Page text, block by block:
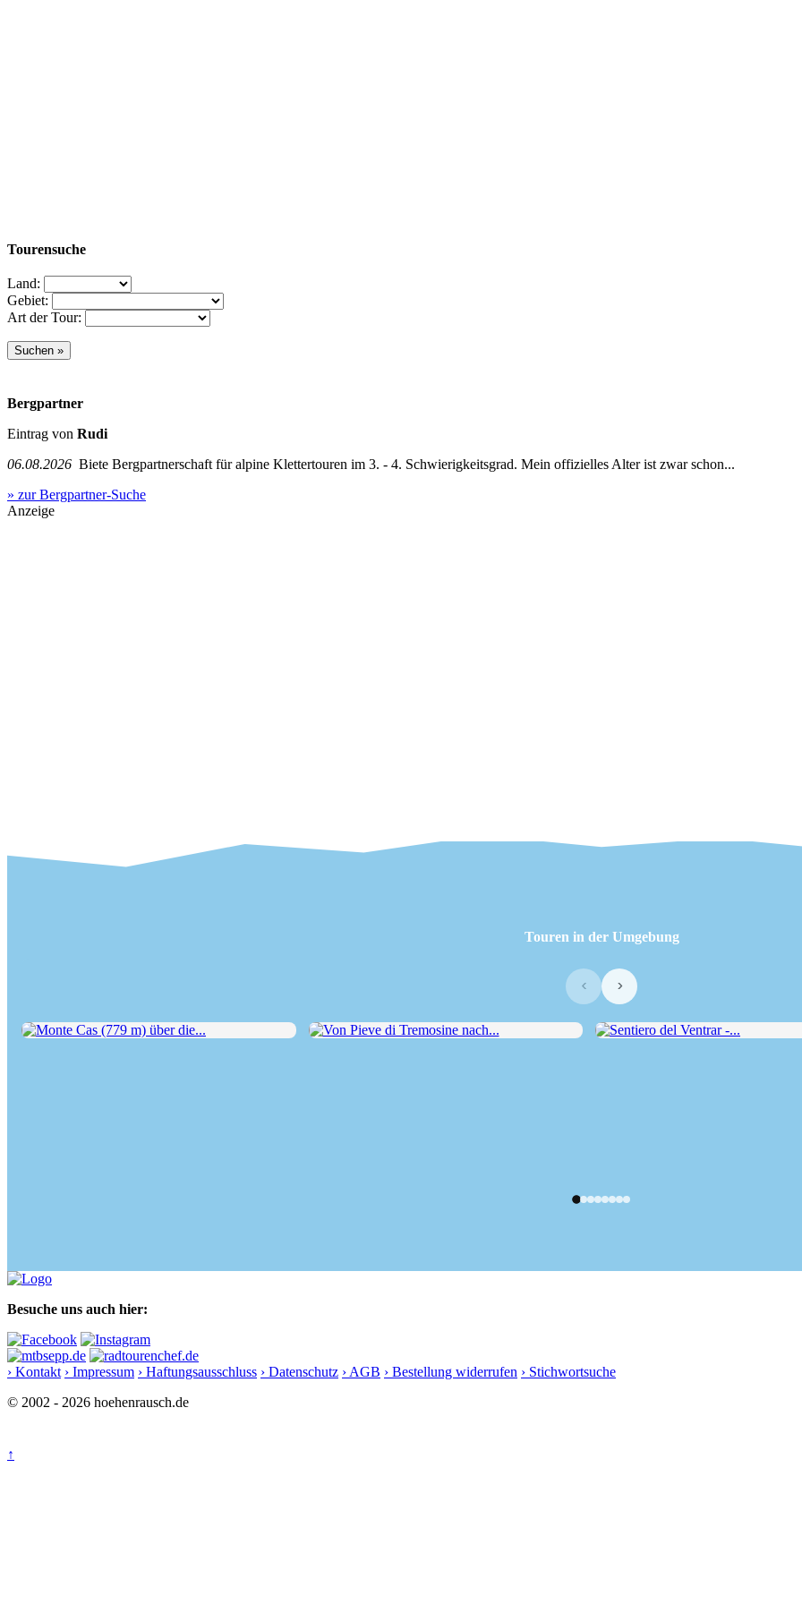
Tourensuche
Land:
Gebiet:
Art der Tour:
Bergpartner
Eintrag von Rudi
06.08.2026 Biete Bergpartnerschaft für alpine Klettertouren im 3. - 4. Schwierigkeitsgrad. Mein offizielles Alter ist zwar schon...
» zur Bergpartner-Suche
Anzeige
Touren in der Umgebung
‹ ›
Besuche uns auch hier:
› Kontakt › Impressum › Haftungsausschluss › Datenschutz › AGB › Bestellung widerrufen › Stichwortsuche
© 2002 - 2026 hoehenrausch.de
↑